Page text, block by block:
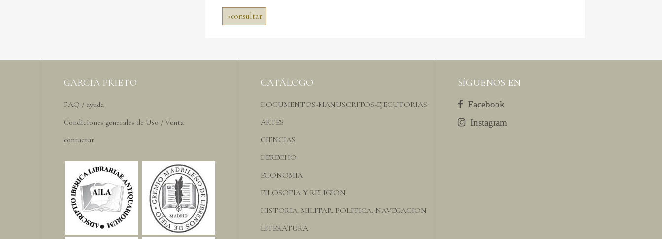
>consultar
GARCIA PRIETO
FAQ / ayuda
Condiciones generales de Uso / Venta
contactar
CATÁLOGO
DOCUMENTOS-MANUSCRITOS-EJECUTORIAS
ARTES
CIENCIAS
DERECHO
ECONOMIA
FILOSOFIA Y RELIGION
HISTORIA. MILITAR. POLITICA. NAVEGACION
LITERATURA
SÍGUENOS EN
Facebook
Instagram